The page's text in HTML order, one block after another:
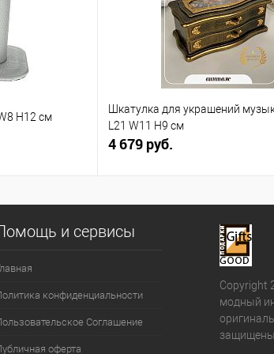
H12 см
Шкатулка для украшений
L21 W11 H9 см
4 679 руб.
и сервисы
конфиденциальности
Соглашение
оферта
Copyright
модный
защищены.